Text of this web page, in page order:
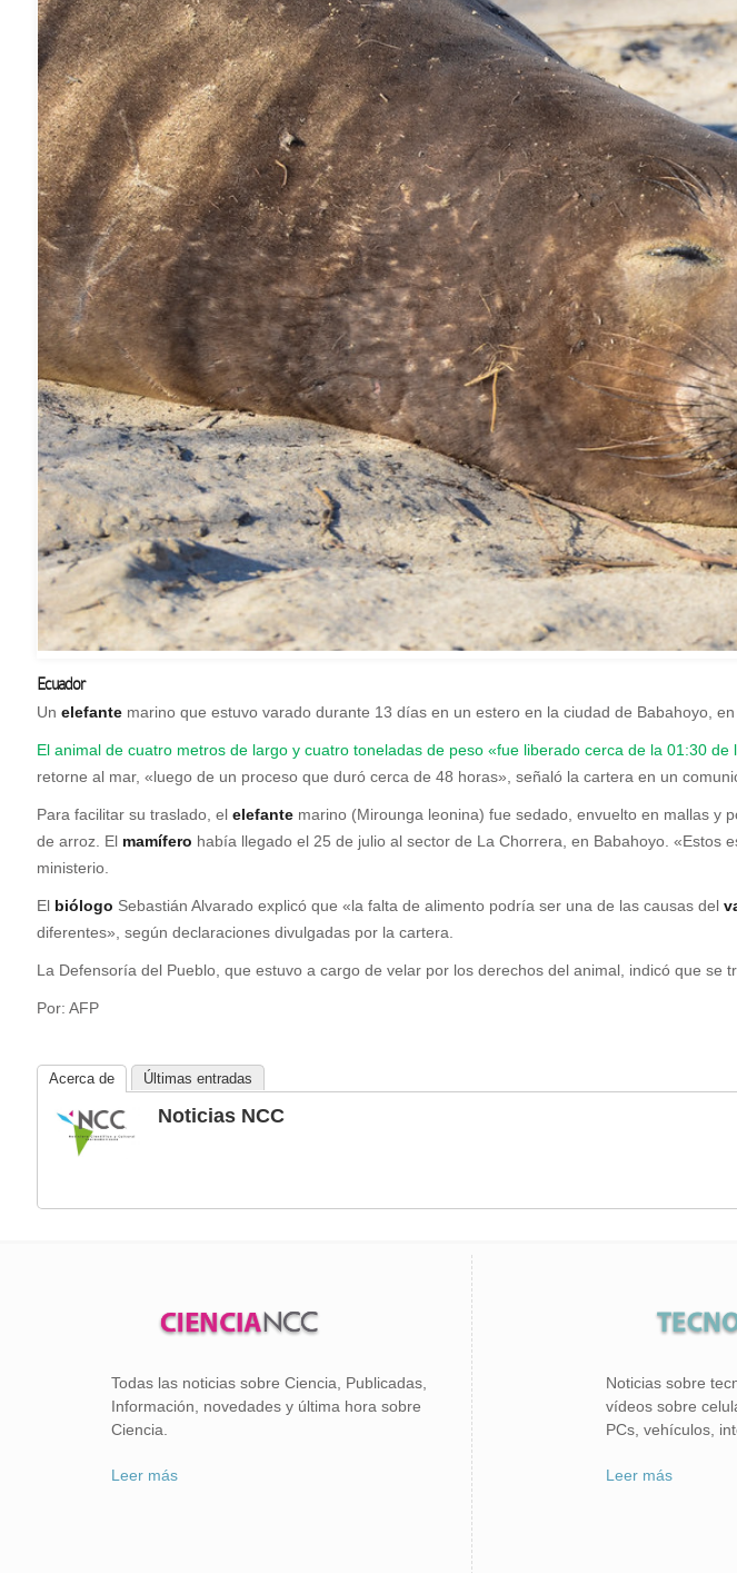
Ecuador
Un elefante marino que estuvo varado durante 13 días en un estero en la ciudad de Babahoyo,
El animal de cuatro metros de largo y cuatro toneladas de peso «fue liberado cerca de la 01:30 de
retorne al mar, «luego de un proceso que duró cerca de 48 horas», señaló la cartera en un
Para facilitar su traslado, el elefante marino (Mirounga leonina) fue sedado, envuelto en mallas y
de arroz. El mamífero había llegado el 25 de julio al sector de La Chorrera, en Babahoyo.
ministerio.
El biólogo Sebastián Alvarado explicó que «la falta de alimento podría ser una de las causas del
diferentes», según declaraciones divulgadas por la cartera.
La Defensoría del Pueblo, que estuvo a cargo de velar por los derechos del animal, indicó que se
Por: AFP
Acerca de Últimas entradas
Noticias NCC
Todas las noticias sobre Ciencia, Publicadas,
Información, novedades y última hora sobre
Ciencia.
Leer más
Noticias sobre
vídeos sobre
PCs, vehículos,
Leer más